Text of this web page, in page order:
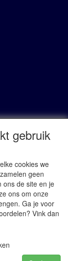
gebruik
cookies we
geen
ons de site en je
ons om onze
Ga je voor
Vink dan